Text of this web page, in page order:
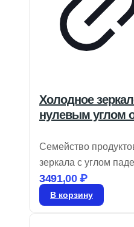
Холодное
нулевым углом
Семейство
зеркала с углом
градусов, которые
отражают 90%
3491,00₽
В корзину